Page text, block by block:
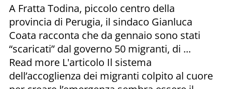
A Fratta Todina, piccolo centro della
provincia di Perugia, il sindaco Gianluca
Coata racconta che da gennaio sono stati
“scaricati” dal governo 50 migranti, di ...
Read more L'articolo Il sistema
dell’accoglienza dei migranti colpito al cuore